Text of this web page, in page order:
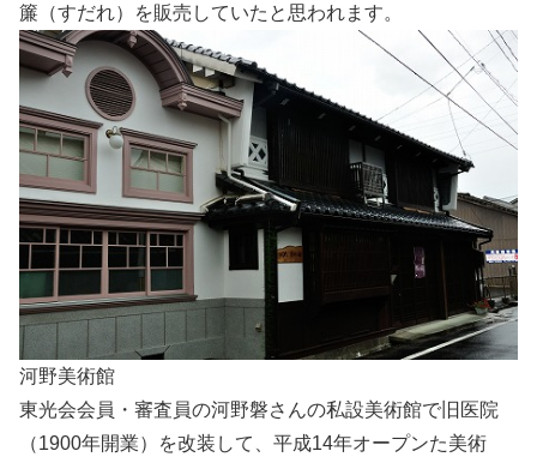
簾（すだれ）を販売していたと思われます。
河野美術館
東光会会員・審査員の河野磐さんの私設美術館で旧医院
（1900年開業）を改装して、平成14年オープンた美術